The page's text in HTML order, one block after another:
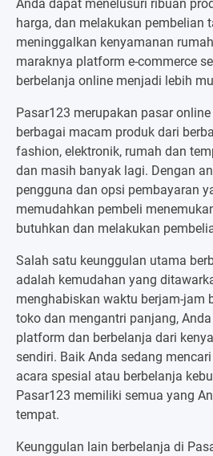
Anda dapat menelusuri ribuan
harga, dan melakukan pembelian
meninggalkan kenyamanan
maraknya platform e-commerce
berbelanja online menjadi lebih
Pasar123 merupakan pasar
berbagai macam produk dari
fashion, elektronik, rumah dan
dan masih banyak lagi. Dengan
pengguna dan opsi pembayaran
memudahkan pembeli
butuhkan dan melakukan
Salah satu keunggulan utama
adalah kemudahan yang
menghabiskan waktu berjam-jam
toko dan mengantri panjang,
platform dan berbelanja dari
sendiri. Baik Anda sedang
acara spesial atau berbelanja
Pasar123 memiliki semua yang
tempat.
Keunggulan lain berbelanja di